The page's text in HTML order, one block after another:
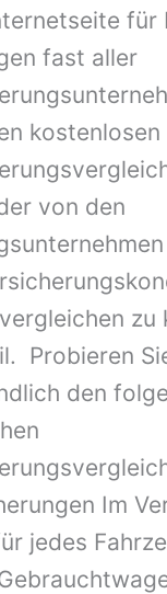
für
fast aller
kostenlosen
von den
zu
Probieren
den
Im
jedes